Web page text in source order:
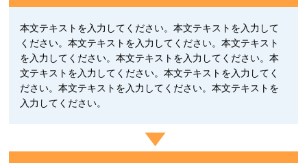
本文テキストを入力してください。本文テキストを入力して
ください。本文テキストを入力してください。本文テキスト
を入力してください。本文テキストを入力してください。本
文テキストを入力してください。本文テキストを入力してく
ださい。本文テキストを入力してください。本文テキストを
入力してください。